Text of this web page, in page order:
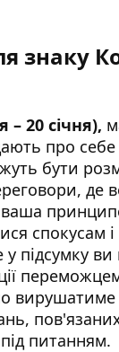
знаку
– 20 січня),
про себе
бути
де
ваша
спокусам
підсумку
вирушатиме
питанням.